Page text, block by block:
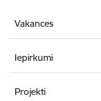
Vakances
Iepirkumi
Projekti